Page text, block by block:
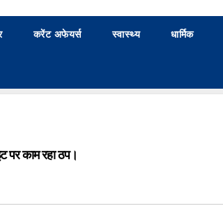
करेंट अफेयर्स स्वास्थ्य धार्मिक
पर काम रहा ठप।